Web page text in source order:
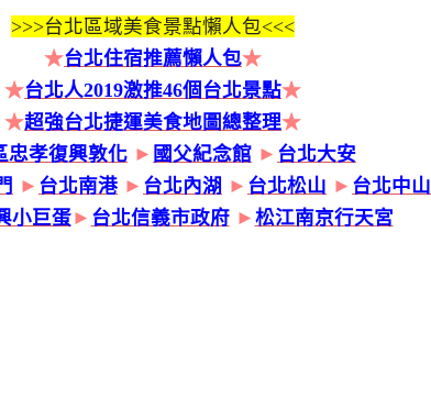
>>>台北區域美食景點懶人包<<<
★台北住宿推薦懶人包★
★台北人2019激推46個台北景點★
★超強台北捷運美食地圖總整理★
忠孝復興敦化 ► 國父紀念館 ► 台北大安
► 台北南港 ► 台北內湖 ► 台北松山 ► 台北中山
小巨蛋► 台北信義市政府► 松江南京行天宮